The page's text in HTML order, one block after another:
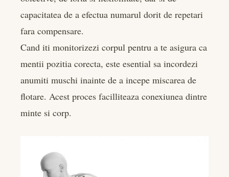
capacitatea de a efectua numarul dorit de repetari
fara compensare.
Cand iti monitorizezi corpul pentru a te asigura ca
mentii pozitia corecta, este esential sa incordezi
anumiti muschi inainte de a incepe miscarea de
flotare. Acest proces facilliteaza conexiunea dintre
minte si corp.